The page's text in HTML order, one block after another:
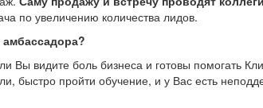
по увеличению количества лидов.
Вы видите боль бизнеса и готовы помогать
быстро пройти обучение, и у Вас есть